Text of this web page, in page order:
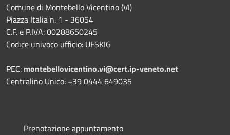
Comune di Montebello Vicentino (VI)
Piazza Italia n. 1 - 36054
C.F. e P.IVA: 00288650245
Codice univoco ufficio: UFSKIG
PEC: montebellovicentino.vi@cert.ip-veneto.net
Centralino Unico: +39 0444 649035
Prenotazione appuntamento